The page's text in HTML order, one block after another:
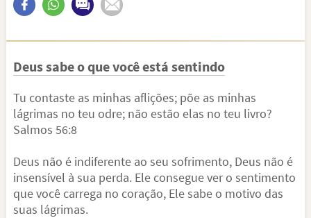
Deus sabe o que você está sentindo
Tu contaste as minhas aflições; põe as minhas
lágrimas no teu odre; não estão elas no teu livro?
Salmos 56:8
Deus não é indiferente ao seu sofrimento, Deus não é
insensível à sua perda. Ele consegue ver o sentimento
que você carrega no coração, Ele sabe o motivo das
suas lágrimas.